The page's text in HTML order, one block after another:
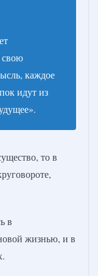
свою
каждое
идут из
то в
в
жизнью, и в